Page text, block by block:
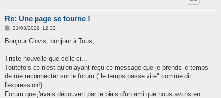
Re: Une page se tourne !
M
s
g
21/03/2022, 12:32
Bonjour Clovis, bonjour à Tous,
Triste nouvelle que celle-ci...
Toutefois ce n'est qu'en ayant reçu ce message que je prends le temps
de me reconnecter sur le forum ("le temps passe vite" comme dit
l'expression!).
Forum que j'avais découvert par le biais d'un ami que nous avons en